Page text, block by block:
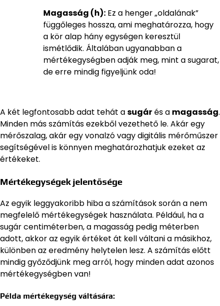
Magasság (h): Ez a henger „oldalának”
függőleges hossza, ami meghatározza, hogy
a kör alap hány egységen keresztül
ismétlődik. Általában ugyanabban a
mértékegységben adják meg, mint a sugarat,
de erre mindig figyeljünk oda!
A két legfontosabb adat tehát asugárés a magasság.
Minden más számítás ezekből vezethető le. Akár egy
mérőszalag, akár egy vonalzó vagy digitális mérőműszer
segítségével is könnyen meghatározhatjuk ezeket az
értékeket.
Mértékegységek jelentősége
Az egyik leggyakoribb hiba a számítások során a nem
megfelelő mértékegységek használata. Például, ha a
sugár centiméterben, a magasság pedig méterben
adott, akkor az egyik értéket át kell váltani a másikhoz,
különben az eredmény helytelen lesz. A számítás előtt
mindig győződjünk meg arról, hogy minden adat azonos
mértékegységben van!
Példa mértékegység váltására: